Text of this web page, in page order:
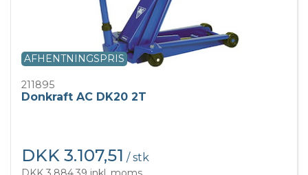
AFHENTNINGSPRIS
211895
Donkraft AC DK20 2T
DKK 3.107,51 / stk